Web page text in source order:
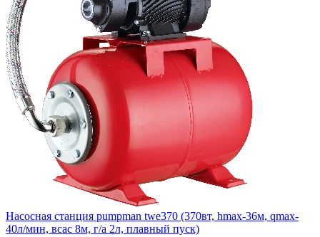
Насосная станция pumpman twe370 (370вт, hmax-36м, qmax-
40л/мин, всас 8м, г/а 2л, плавный пуск)